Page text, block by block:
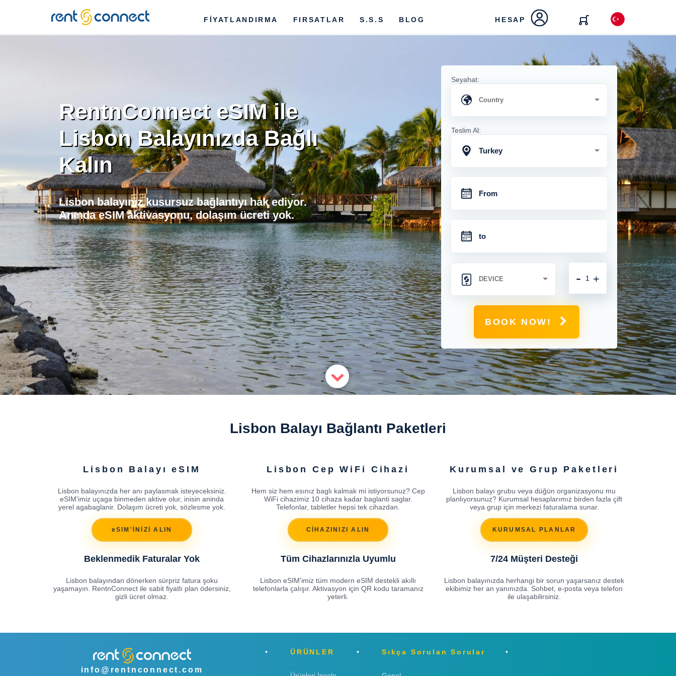
RENT'N
CONNECT
FİYATLANDIRMA FIRSATLAR S.S.S BLOG HESAP
RentnConnect eSIM ile
Lisbon Balayınızda Bağlı
Kalın
Lisbon balayınız kusursuz bağlantıyı hak ediyor.
Anında eSIM aktivasyonu, dolaşım ücreti yok.
Seyahat:
Teslim Al:
Turkey
+
-
BOOK NOW!
Lisbon Balayı Bağlantı Paketleri
Lisbon Balayı eSIM
Lisbon balayınızda her anı paylasmak isteyeceksiniz.
eSIM'imiz uçaga binmeden aktive olur, inisin aninda
yerel agabaglanir. Dolaşım ücreti yok, sözlesme yok.
eSIM'İNİZİ ALIN
Lisbon Cep WiFi Cihazi
Hem siz hem esınız baglı kalmak mi istiyorsunuz? Cep
WiFi cihazimiz 10 cihaza kadar baglanti saglar.
Telefonlar, tabletler hepsi tek cihazdan.
CİHAZINIZI ALIN
Kurumsal ve Grup Paketleri
Lisbon balayı grubu veya düğün organizasyonu mu
planlıyorsunuz? Kurumsal hesaplarımız birden fazla çift
veya grup için merkezi faturalama sunar.
KURUMSAL PLANLAR
Beklenmedik Faturalar Yok
Lisbon balayından dönerken sürpriz fatura şoku
yaşamayın. RentnConnect ile sabit fiyatlı plan ödersiniz,
gizli ücret olmaz.
Tüm Cihazlarınızla Uyumlu
Lisbon eSIM'imiz tüm modern eSIM destekli akıllı
telefonlarla çalışır. Aktivasyon için QR kodu taramanız
yeterli.
7/24 Müşteri Desteği
Lisbon balayınızda herhangi bir sorun yaşarsanız destek
ekibimiz her an yanınızda. Sohbet, e-posta veya telefon
ile ulaşabilirsiniz.
info@rentnconnect.com
ÜRÜNLER Sıkça Sorulan Sorular